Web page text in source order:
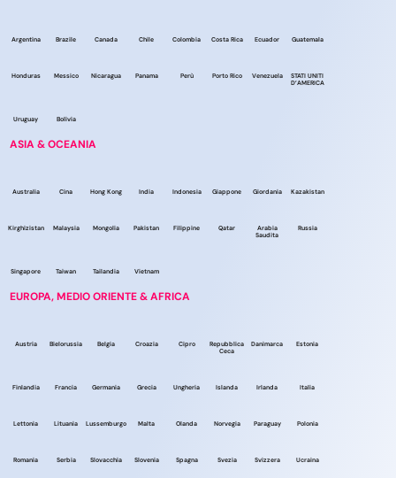
Argentina Brazile Canada Chile Colombia Costa Rica Ecuador Guatemala
Honduras Messico Nicaragua Panama Perù Porto Rico Venezuela
STATI UNITI
D’AMERICA
Uruguay Bolivia
ASIA & OCEANIA
Australia Cina Hong Kong India Indonesia Giappone Giordania Kazakistan
Kirghizistan Malaysia Mongolia Pakistan Filippine Qatar
Arabia
Saudita
Russia
Singapore Taiwan Tailandia Vietnam
EUROPA, MEDIO ORIENTE & AFRICA
Austria Bielorussia Belgia Croazia Cipro
Repubblica
Ceca
Danimarca Estonia
Finlandia Francia Germania Grecia Ungheria Islanda Irlanda Italia
Lettonia Lituania Lussemburgo Malta Olanda Norvegia Paraguay Polonia
Romania Serbia Slovacchia Slovenia Spagna Svezia Svizzera Ucraina